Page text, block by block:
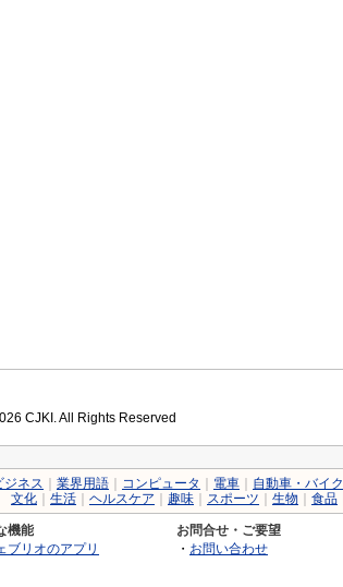
CJKI. All Rights Reserved
ジネス 業界用語 コンピュータ 電車 自動車・バイク
文化
生活 ヘルスケア 趣味 スポーツ 生物 食品
機能
ブリオのアプリ
お問合せ・ご要望
・ お問い合わせ